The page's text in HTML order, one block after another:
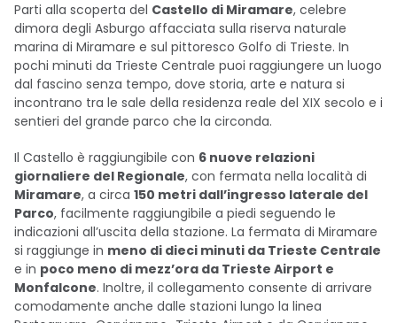
Parti alla scoperta del Castello di Miramare, celebre
dimora degli Asburgo affacciata sulla riserva naturale
marina di Miramare e sul pittoresco Golfo di Trieste. In
pochi minuti da Trieste Centrale puoi raggiungere un luogo
dal fascino senza tempo, dove storia, arte e natura si
incontrano tra le sale della residenza reale del XIX secolo e i
sentieri del grande parco che la circonda.
Il Castello è raggiungibile con 6 nuove relazioni
giornaliere del Regionale, con fermata nella località di
Miramare, a circa 150 metri dall’ingresso laterale del
Parco, facilmente raggiungibile a piedi seguendo le
indicazioni all’uscita della stazione. La fermata di Miramare
si raggiunge in meno di dieci minuti da Trieste Centrale
e in poco meno di mezz’ora da Trieste Airport e
Monfalcone. Inoltre, il collegamento consente di arrivare
comodamente anche dalle stazioni lungo la linea